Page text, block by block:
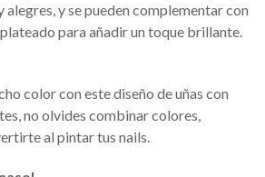
y se pueden complementar con
para añadir un toque brillante.
color con este diseño de uñas con
no olvides combinar colores,
al pintar tus nails.